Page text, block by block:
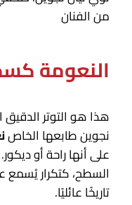
من الفنان
النعومة
هذا هو التوتر
نجوين طابعها الخاص
على أنها راحة أو
السطح، كتكرار يُسمع
تاريخًا عائليًا.